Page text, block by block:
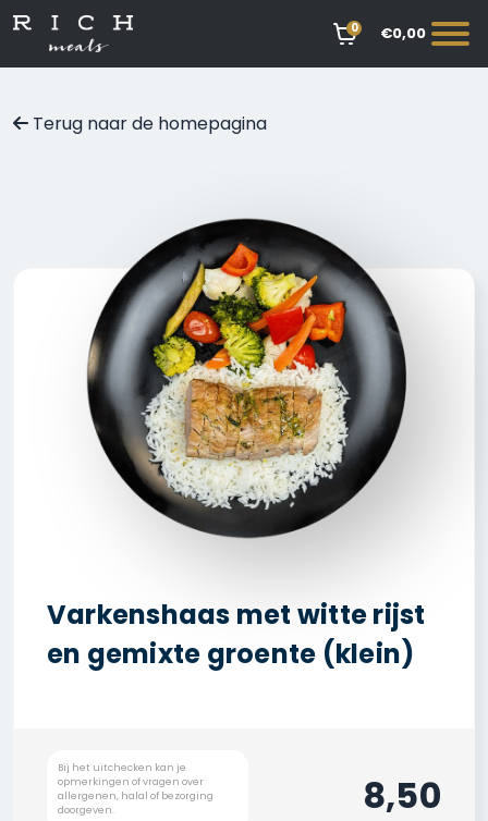
0 €0,00
Terug naar de homepagina
Varkenshaas met witte rijst
en gemixte groente (klein)
8,50